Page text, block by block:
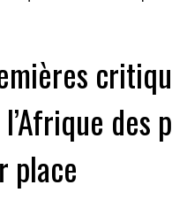
des
place